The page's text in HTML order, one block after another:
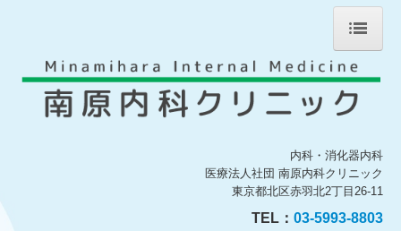
ホーム
院長紹介
内科・消化器内科
医療法人社団 南原内科クリニック
東京都北区赤羽北2丁目26-11
TEL： 03-5993-8803